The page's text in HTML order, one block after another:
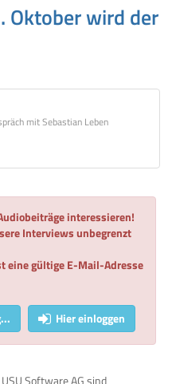
Oktober wird der
mit Sebastian Leben
interessieren!
Interviews unbegrenzt
eine gültige E-Mail-Adresse
Hier einloggen
Software AG sind